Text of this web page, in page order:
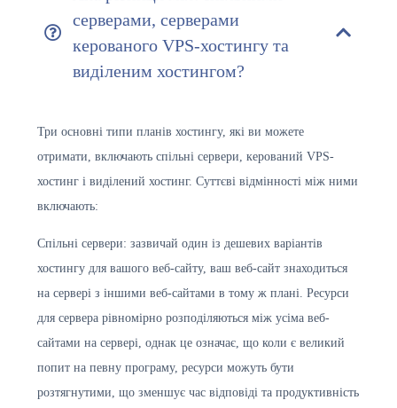
серверами, серверами
керованого VPS-хостингу та
виділеним хостингом?
Три основні типи планів хостингу, які ви можете
отримати, включають спільні сервери, керований VPS-
хостинг і виділений хостинг. Суттєві відмінності між ними
включають:
Спільні сервери: зазвичай один із дешевих варіантів
хостингу для вашого веб-сайту, ваш веб-сайт знаходиться
на сервері з іншими веб-сайтами в тому ж плані. Ресурси
для сервера рівномірно розподіляються між усіма веб-
сайтами на сервері, однак це означає, що коли є великий
попит на певну програму, ресурси можуть бути
розтягнутими, що зменшує час відповіді та продуктивність